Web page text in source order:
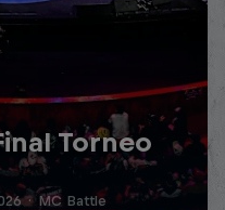
Torneo
· MC Battle